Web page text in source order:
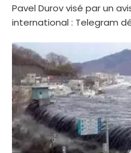
Pavel Durov visé par un
international : Telegram